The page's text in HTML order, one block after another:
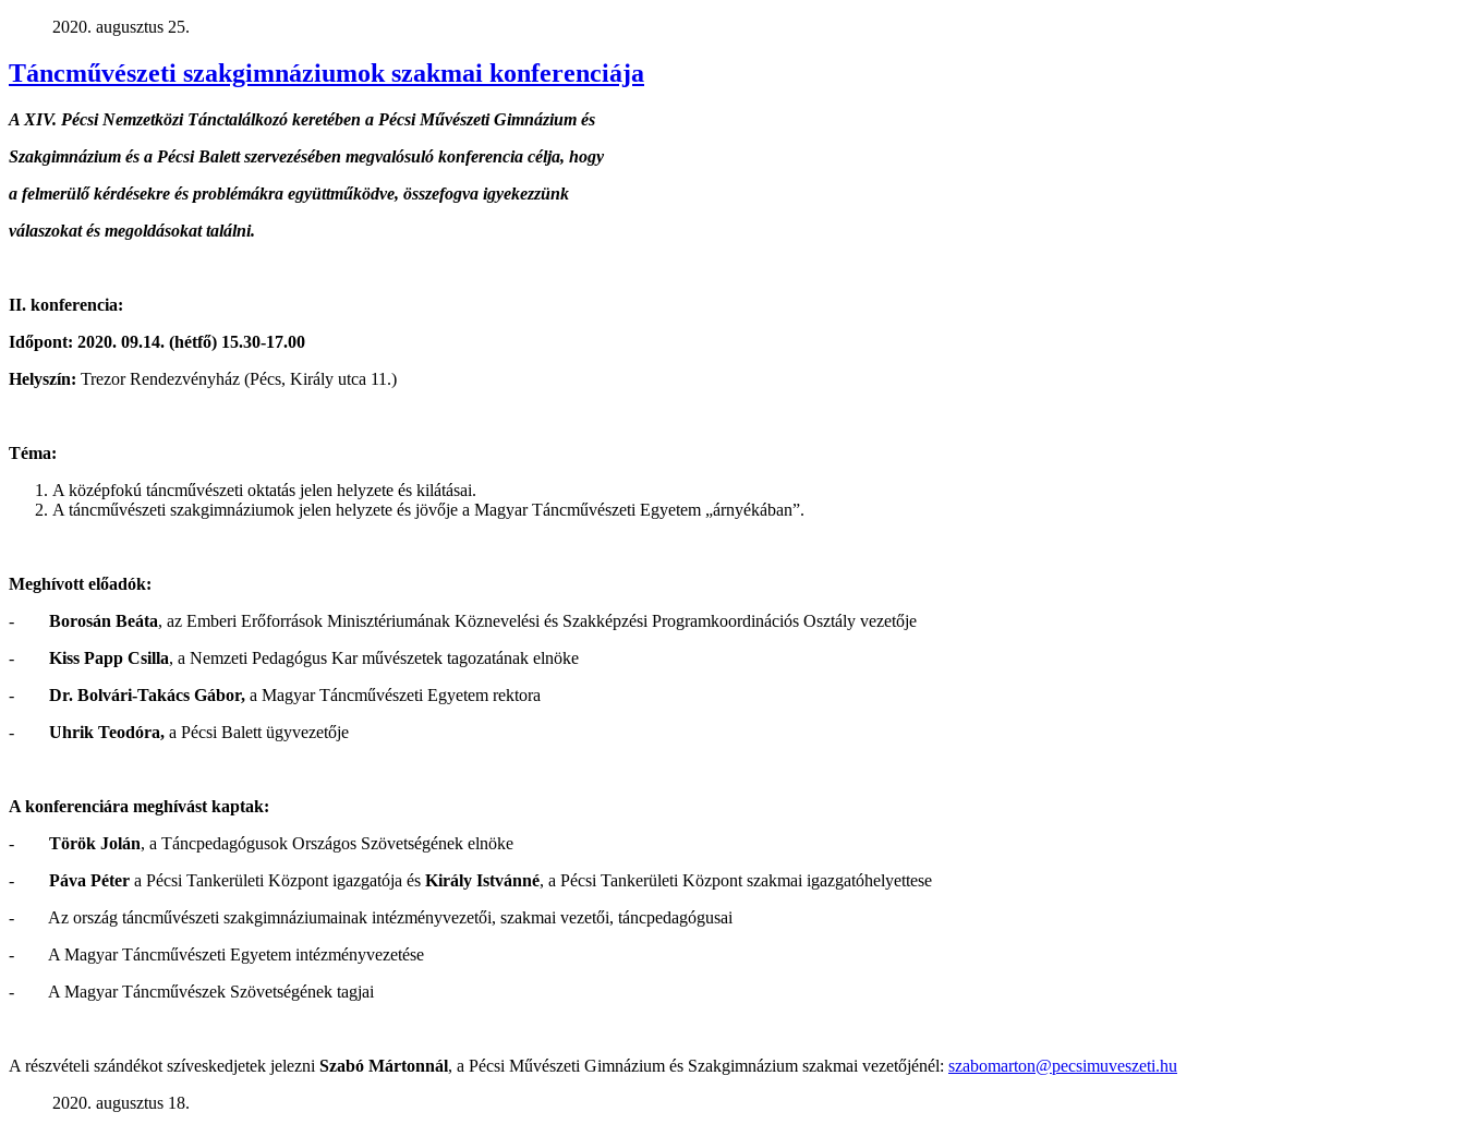
2020. augusztus 25.
Táncművészeti szakgimnáziumok szakmai konferenciája
A XIV. Pécsi Nemzetközi Tánctalálkozó keretében a Pécsi Művészeti Gimnázium és
Szakgimnázium és a Pécsi Balett szervezésében megvalósuló konferencia célja, hogy
a felmerülő kérdésekre és problémákra együttműködve, összefogva igyekezzünk
válaszokat és megoldásokat találni.
II. konferencia:
Időpont: 2020. 09.14. (hétfő) 15.30-17.00
Helyszín: Trezor Rendezvényház (Pécs, Király utca 11.)
Téma:
A középfokú táncművészeti oktatás jelen helyzete és kilátásai.
A táncművészeti szakgimnáziumok jelen helyzete és jövője a Magyar Táncművészeti Egyetem „árnyékában”.
Meghívott előadók:
- Borosán Beáta, az Emberi Erőforrások Minisztériumának Köznevelési és Szakképzési Programkoordinációs Osztály vezetője
- Kiss Papp Csilla, a Nemzeti Pedagógus Kar művészetek tagozatának elnöke
- Dr. Bolvári-Takács Gábor, a Magyar Táncművészeti Egyetem rektora
- Uhrik Teodóra, a Pécsi Balett ügyvezetője
A konferenciára meghívást kaptak:
- Török Jolán, a Táncpedagógusok Országos Szövetségének elnöke
- Páva Péter a Pécsi Tankerületi Központ igazgatója és Király Istvánné, a Pécsi Tankerületi Központ szakmai igazgatóhelyettese
- Az ország táncművészeti szakgimnáziumainak intézményvezetői, szakmai vezetői, táncpedagógusai
- A Magyar Táncművészeti Egyetem intézményvezetése
- A Magyar Táncművészek Szövetségének tagjai
A részvételi szándékot szíveskedjetek jelezni Szabó Mártonnál, a Pécsi Művészeti Gimnázium és Szakgimnázium szakmai vezetőjénél: szabomarton@pecsimuveszeti.hu
2020. augusztus 18.